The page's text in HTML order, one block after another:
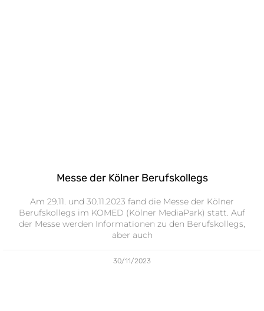
Messe der Kölner Berufskollegs
Am 29.11. und 30.11.2023 fand die Messe der Kölner
Berufskollegs im KOMED (Kölner MediaPark) statt. Auf
der Messe werden Informationen zu den Berufskollegs,
aber auch
30/11/2023